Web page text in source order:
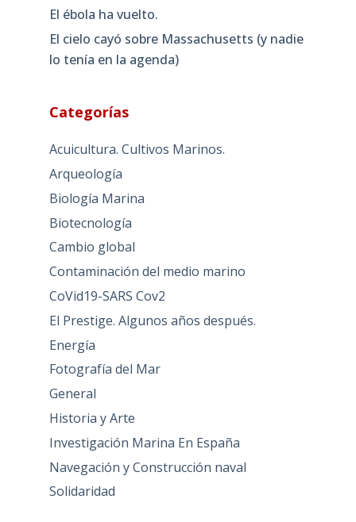
El ébola ha vuelto.
El cielo cayó sobre Massachusetts (y nadie
lo tenía en la agenda)
Categorías
Acuicultura. Cultivos Marinos.
Arqueología
Biología Marina
Biotecnología
Cambio global
Contaminación del medio marino
CoVid19-SARS Cov2
El Prestige. Algunos años después.
Energía
Fotografía del Mar
General
Historia y Arte
Investigación Marina En España
Navegación y Construcción naval
Solidaridad